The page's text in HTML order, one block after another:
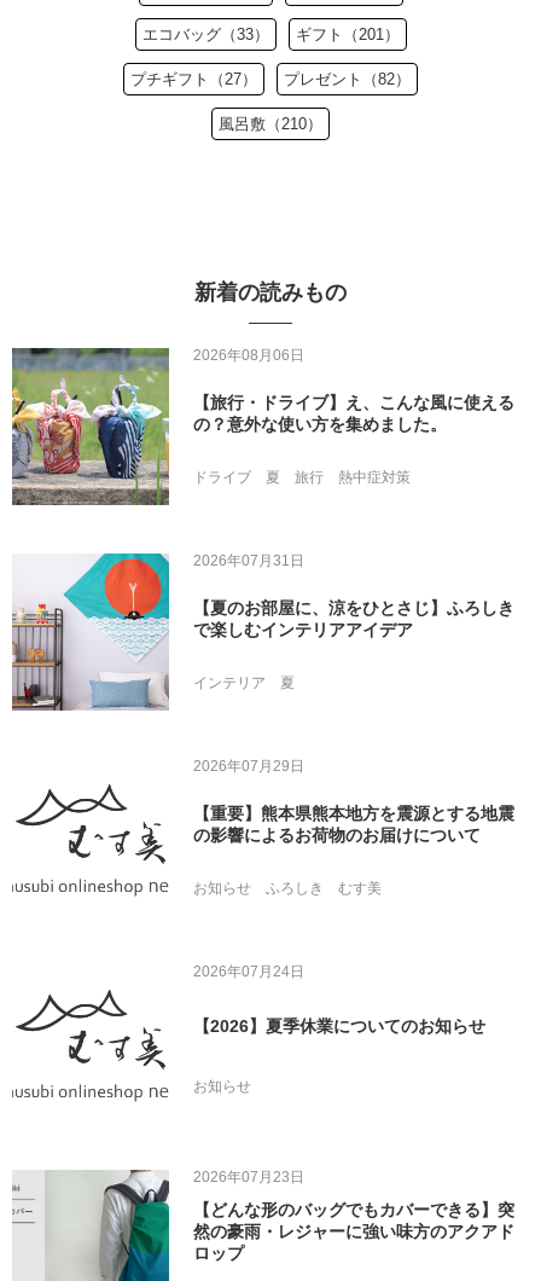
エコバッグ（33） ギフト（201）
プチギフト（27） プレゼント（82）
風呂敷（210）
新着の読みもの
2026年08月06日
【旅行・ドライブ】え、こんな風に使える
の？意外な使い方を集めました。
ドライブ 夏 旅行 熱中症対策
2026年07月31日
【夏のお部屋に、涼をひとさじ】ふろしき
で楽しむインテリアアイデア
インテリア 夏
2026年07月29日
【重要】熊本県熊本地方を震源とする地震
の影響によるお荷物のお届けについて
お知らせ ふろしき むす美
2026年07月24日
【2026】夏季休業についてのお知らせ
お知らせ
2026年07月23日
【どんな形のバッグでもカバーできる】突
然の豪雨・レジャーに強い味方のアクアド
ロップ